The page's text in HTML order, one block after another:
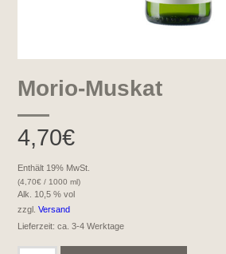
Morio-Muskat
4,70€
Enthält 19% MwSt.
(4,70€ / 1000 ml)
Alk. 10,5 % vol
zzgl.Versand
Lieferzeit: ca. 3-4 Werktage